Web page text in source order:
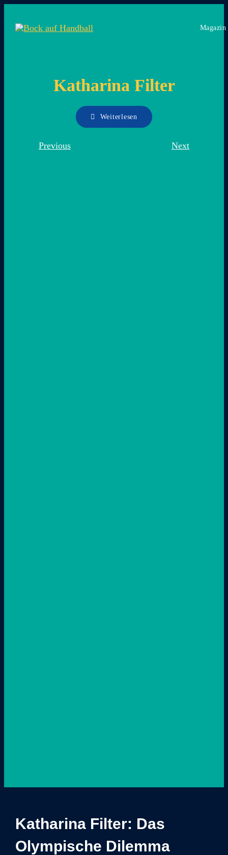
Inhalt
Magazin
Katharina Filter
Weiterlesen
Previous Next
Katharina Filter: Das
Olympische Dilemma